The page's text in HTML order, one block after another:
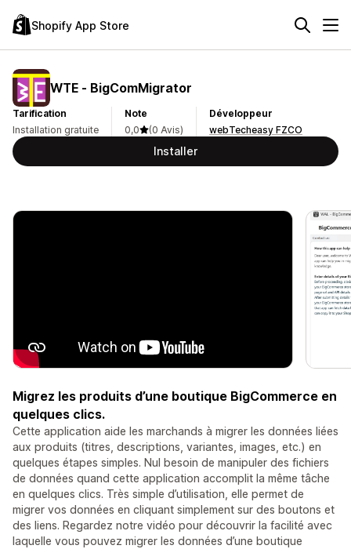
Shopify App Store
WTE ‑ BigComMigrator
Tarification
Installation gratuite
Note
0,0
(0 Avis)
Développeur
webTecheasy FZCO
Installer
Migrez les produits d’une boutique BigCommerce en
quelques clics.
Cette application aide les marchands à migrer les données liées
aux produits (titres, descriptions, variantes, images, etc.) en
quelques étapes simples. Nul besoin de manipuler des fichiers
de données quand cette application accomplit la même tâche
en quelques clics. Très simple d’utilisation, elle permet de
migrer vos données en cliquant simplement sur des boutons et
des liens. Regardez notre vidéo pour découvrir la facilité avec
laquelle vous pouvez migrer les données d’une boutique